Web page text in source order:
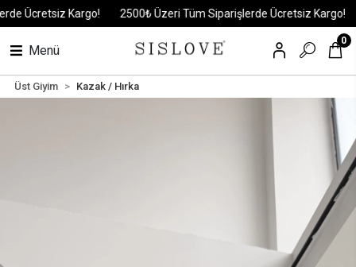
Ücretsiz Kargo! 2500₺ Üzeri Tüm Siparişlerde Ücretsiz Kargo!
Menü
0
Üst Giyim Kazak / Hırka